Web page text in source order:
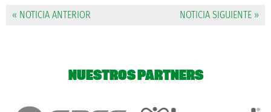
« NOTICIA ANTERIOR NOTICIA SIGUIENTE »
NUESTROS PARTNERS